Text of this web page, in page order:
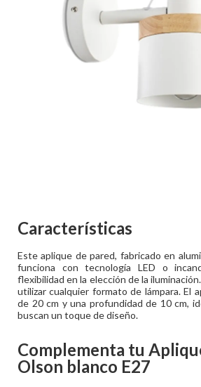
Características
Este aplique de pared, fabricado en
funciona con tecnología LED o
flexibilidad en la elección de la
utilizar cualquier formato de lámpara. El
de 20 cm y una profundidad de 10 cm,
buscan un toque de diseño.
Complementa tu
Olson blanco E27